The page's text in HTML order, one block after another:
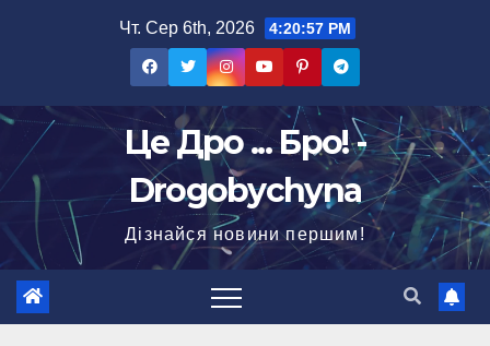
Чт. Сер 6th, 2026 4:20:58 PM
Це Дро ... Бро! -
Drogobychyna
Дізнайся новини першим!